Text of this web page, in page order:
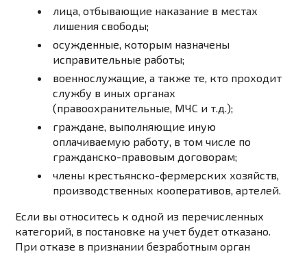
лица, отбывающие наказание в местах
лишения свободы;
осужденные, которым назначены
исправительные работы;
военнослужащие, а также те, кто проходит
службу в иных органах
(правоохранительные, МЧС и т.д.);
граждане, выполняющие иную
оплачиваемую работу, в том числе по
гражданско-правовым договорам;
члены крестьянско-фермерских хозяйств,
производственных кооперативов, артелей.
Если вы относитесь к одной из перечисленных
категорий, в постановке на учет будет отказано.
При отказе в признании безработным орган